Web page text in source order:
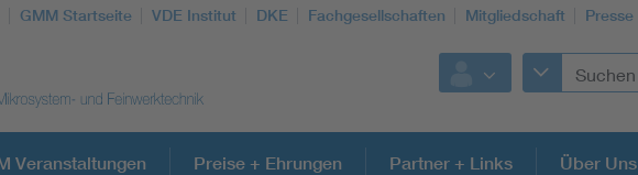
GMM Startseite VDE Institut DKE Fachgesellschaften Mitgliedschaft Presse
Veranstaltungen Preise + Ehrungen Partner + Links Über Uns